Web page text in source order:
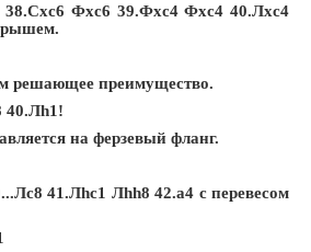
38.Сxc6 Фxc6 39.Фxc4 Фxc4 40.Лxc4
решающее преимущество.
40.Лh1!
на ферзевый фланг.
41.Лhc1 Лhh8 42.a4 с перевесом